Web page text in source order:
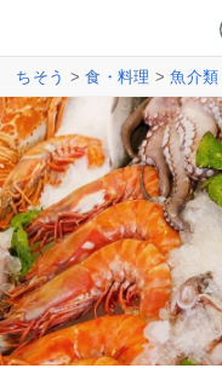
ちそう >食・料理 >魚介類